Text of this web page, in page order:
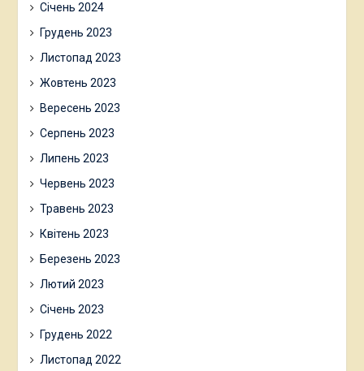
Січень 2024
Грудень 2023
Листопад 2023
Жовтень 2023
Вересень 2023
Серпень 2023
Липень 2023
Червень 2023
Травень 2023
Квітень 2023
Березень 2023
Лютий 2023
Січень 2023
Грудень 2022
Листопад 2022